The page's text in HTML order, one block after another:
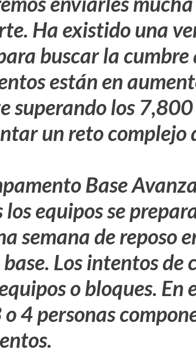
Ha existido una
buscar la cumbre
están en
superando los
un reto complejo
Base
equipos se
semana de reposo
Los intentos de
o bloques. En
4 personas